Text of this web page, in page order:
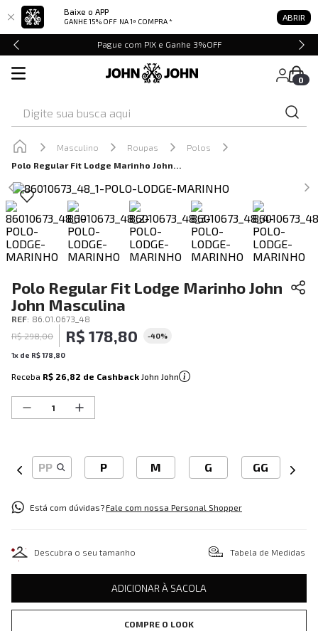
Baixe o APP
GANHE 15% OFF NA 1ª COMPRA * ABRIR
Pague com PIX e Ganhe 3%OFF
0
Masculino Roupas
Polos
Polo Regular Fit Lodge Marinho John John Masculina
Polo Regular Fit Lodge Marinho John
John Masculina
REF: 86.01.0673_48
R$ 298,00 R$ 178,80 -40%
1x de R$178 80
Receba R$ 26,82 de Cashback John John
PP P M G GG
Está com dúvidas?Fale com nossa Personal Shopper
Descubra o seu tamanho Tabela de Medidas
ADICIONAR À SACOLA
COMPRE O LOOK